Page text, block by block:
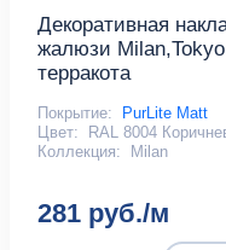
Декоративная
жалюзи
терракота
Покрытие:
PurLite Matt
Цвет:
RAL 8004
Коллекция:
Milan
281 руб./м